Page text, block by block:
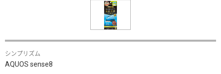
シンプリズム
AQUOS sense8